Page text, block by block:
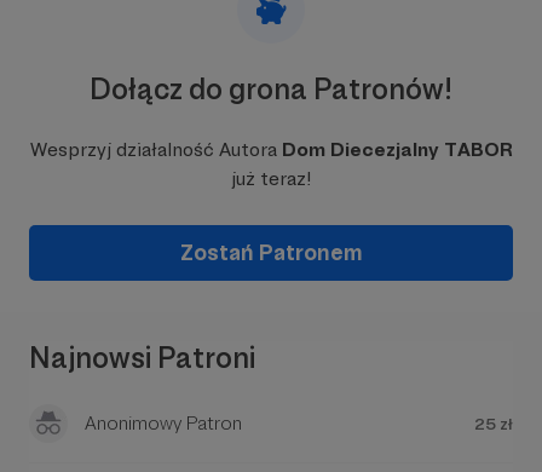
Dołącz do grona Patronów!
Wesprzyj działalność Autora Dom Diecezjalny TABOR
już teraz!
Zostań Patronem
Najnowsi Patroni
Anonimowy Patron 25 zł